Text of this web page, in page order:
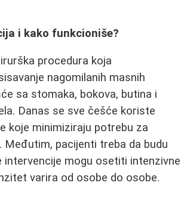
i kako funkcioniše?
procedura koja
nagomilanih masnih
sa stomaka, bokova, butina i
Danas se sve češće koriste
koje minimiziraju potrebu za
Međutim, pacijenti treba da budu
intervencije mogu osetiti intenzivne
varira od osobe do osobe.